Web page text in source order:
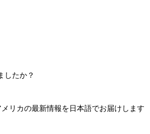
したか？
リカの最新情報を日本語でお届けします